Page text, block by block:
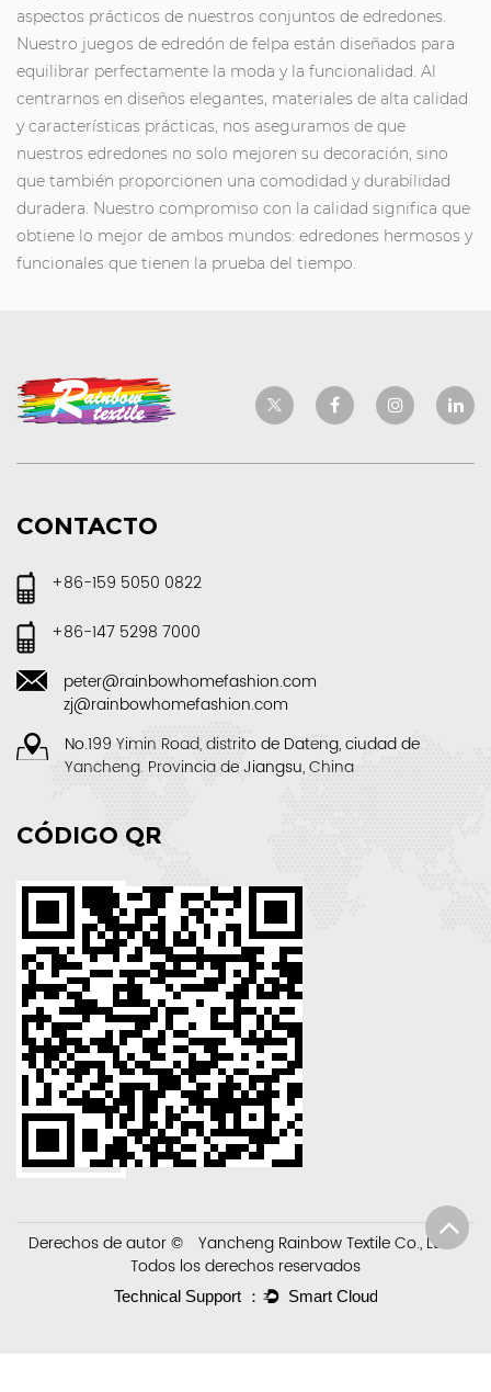
aspectos prácticos de nuestros conjuntos de edredones.
Nuestro juegos de edredón de felpa están diseñados para
equilibrar perfectamente la moda y la funcionalidad. Al
centrarnos en diseños elegantes, materiales de alta calidad
y características prácticas, nos aseguramos de que
nuestros edredones no solo mejoren su decoración, sino
que también proporcionen una comodidad y durabilidad
duradera. Nuestro compromiso con la calidad significa que
obtiene lo mejor de ambos mundos: edredones hermosos y
funcionales que tienen la prueba del tiempo.
CONTACTO
+86-159 5050 0822
+86-147 5298 7000
peter@rainbowhomefashion.com
zj@rainbowhomefashion.com
No.199 Yimin Road, distrito de Dateng, ciudad de
Yancheng. Provincia de Jiangsu, China
CÓDIGO QR
Derechos de autor ©
Yancheng Rainbow Textile Co., Ltd.
Todos los derechos reservados